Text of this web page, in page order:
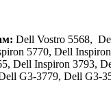
Dell Vostro 5568,
5770, Dell
Dell Inspiron 3793,
G3-3779, Dell G3-